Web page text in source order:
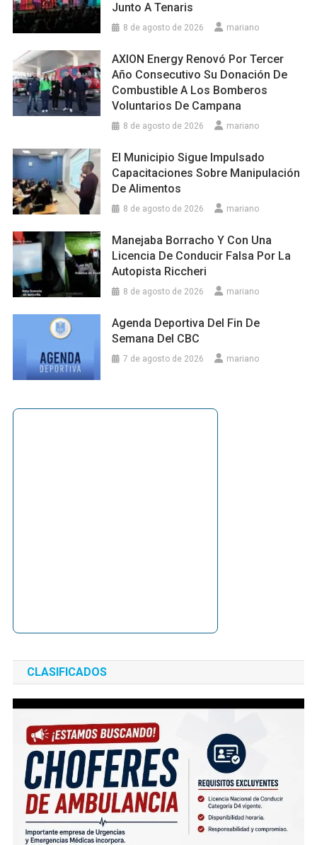
Junto A Tenaris
8 de agosto de 2026 mariano
AXION Energy Renovó Por Tercer
Año Consecutivo Su Donación De
Combustible A Los Bomberos
Voluntarios De Campana
8 de agosto de 2026 mariano
El Municipio Sigue Impulsado
Capacitaciones Sobre Manipulación
De Alimentos
8 de agosto de 2026 mariano
Manejaba Borracho Y Con Una
Licencia De Conducir Falsa Por La
Autopista Riccheri
8 de agosto de 2026 mariano
Agenda Deportiva Del Fin De
Semana Del CBC
7 de agosto de 2026 mariano
CLASIFICADOS